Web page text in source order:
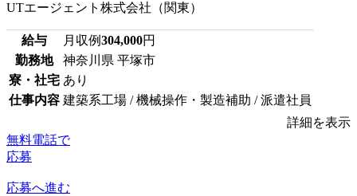
UTエージェント株式会社（関東）
給与 月収例304,000円
勤務地
神奈川県 平塚市
寮・社宅 あり
仕事内容 建築系工場 / 機械操作・製造補助 / 派遣社員
詳細を表示
無料電話で
応募
応募へ進む